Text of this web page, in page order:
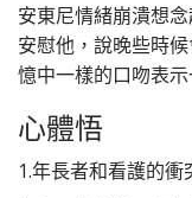
安東尼情緒崩潰想
安慰他，說晚些時
憶中一樣的口吻表
心體悟
1.年長者和看護的衝